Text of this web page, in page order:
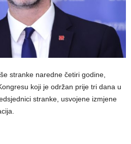
stranke naredne četiri godine,
koji je održan prije tri dana u
stranke, usvojene izmjene